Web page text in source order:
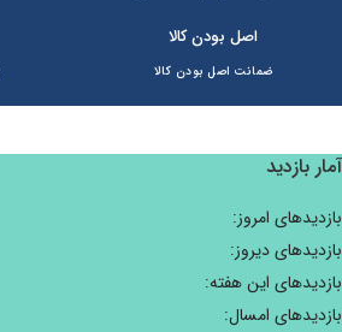
اصل بودن کالا
ضمانت اصل بودن کالا
آمار بازدید
بازدیدهای امروز:
بازدیدهای دیروز:
بازدیدهای این هفته:
بازدیدهای امسال: